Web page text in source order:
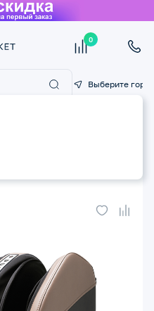
0
Выберите город